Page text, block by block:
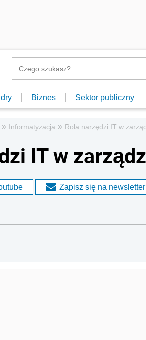
Biznes Sektor publiczny
» Informatyzacja » Rola narzędzi IT w
IT w
Zapisz się na newsletter